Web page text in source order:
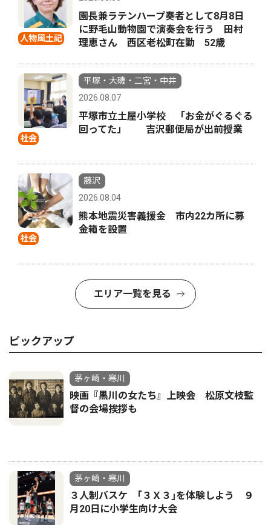
人物風土記
園長兼ラテンハープ奏者として8月8日
に野毛山動物園で演奏会を行う 田村
理恵さん 西区老松町在勤 52歳
社会
平塚・大磯・二宮・中井
2026.08.07
平塚市立土屋小学校 「お金がぐるぐる
回ってた」 吉沢郵便局が出前授業
社会
藤沢
2026.08.04
熊本地震災害義援金 市内22カ所に募
金箱を設置
エリア一覧を見る
ピックアップ
茅ヶ崎・寒川
映画『黒川の女たち』上映会 松原文枝監
督の会場挨拶も
茅ヶ崎・寒川
３人制バスケ ｢３Ｘ３｣を体験しよう ９
月20日に小学生向け大会